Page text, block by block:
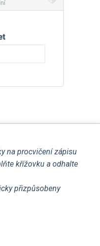
na procvičení zápisu
křížovku a odhalte
přizpůsobeny